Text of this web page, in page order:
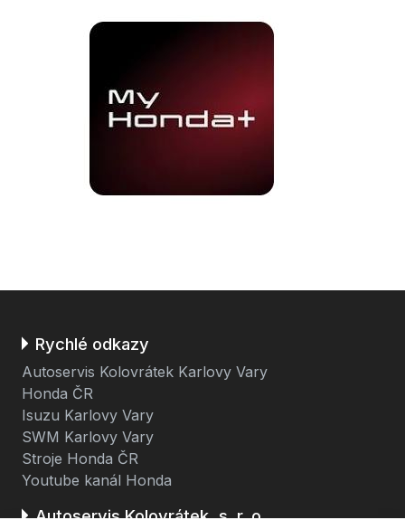
Rychlé odkazy
Autoservis Kolovrátek Karlovy Vary
Honda ČR
Isuzu Karlovy Vary
SWM Karlovy Vary
Stroje Honda ČR
Youtube kanál Honda
Autoservis Kolovrátek, s. r. o.